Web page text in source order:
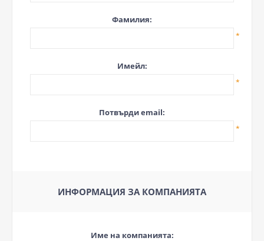
Фамилия:
*
Имейл:
*
Потвърди email:
*
ИНФОРМАЦИЯ ЗА КОМПАНИЯТА
Име на компанията: